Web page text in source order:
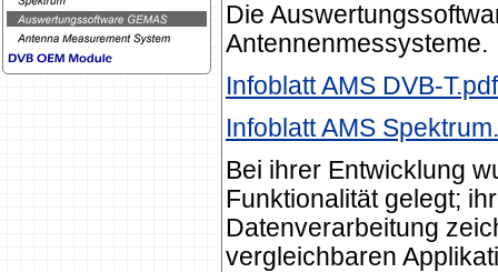
Die
Antennenmessysteme.
Infoblatt AMS DVB-T.pdf
Infoblatt AMS
Bei ihrer Entwicklung
Funktionalität gelegt;
Datenverarbeitung
vergleichbaren